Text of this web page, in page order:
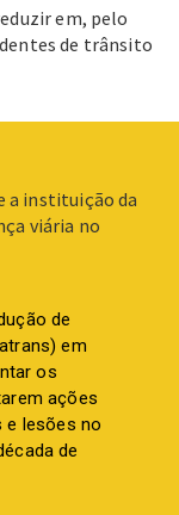
em, pelo
de trânsito
a instituição da
viária no
de
em
os
ações
e lesões no
de